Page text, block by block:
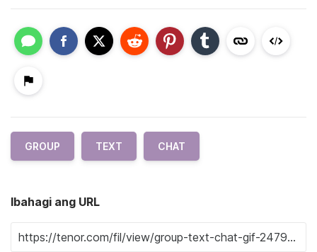
GROUP TEXT CHAT
Ibahagi ang URL